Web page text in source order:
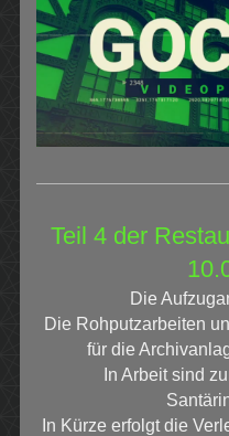
Teil 4 der
Die
Die Rohputzarbeiten
für die
In Arbeit sind
In Kürze erfolgt die